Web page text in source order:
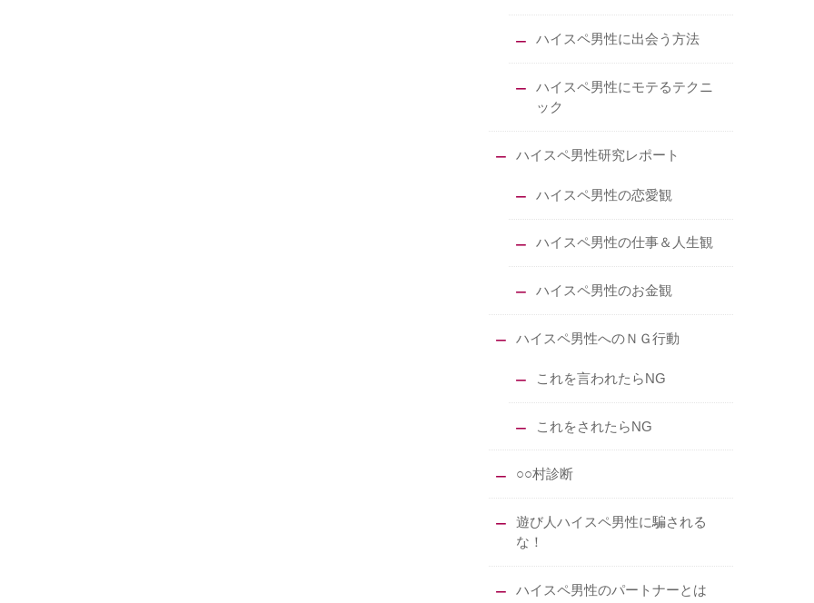
ハイスペ男性に出会う方法
ハイスペ男性にモテるテクニ
ック
ハイスペ男性研究レポート
ハイスペ男性の恋愛観
ハイスペ男性の仕事＆人生観
ハイスペ男性のお金観
ハイスペ男性へのＮＧ行動
これを言われたらNG
これをされたらNG
○○村診断
遊び人ハイスペ男性に騙される
な！
ハイスペ男性のパートナーとは